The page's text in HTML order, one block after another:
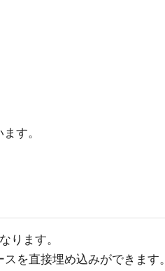
す。
ります。
を直接埋め込みができます。